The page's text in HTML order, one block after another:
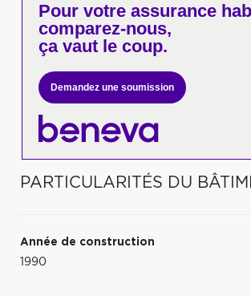
Pour votreassurance
comparez-nous,
ça vaut le coup.
Demandez une soumission
PARTICULARITÉS DU
Année de construction
1990